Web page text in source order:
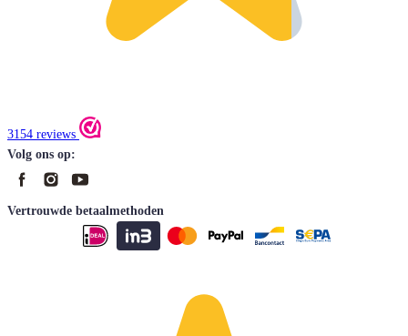
3154 reviews
Volg ons op:
Vertrouwde betaalmethoden